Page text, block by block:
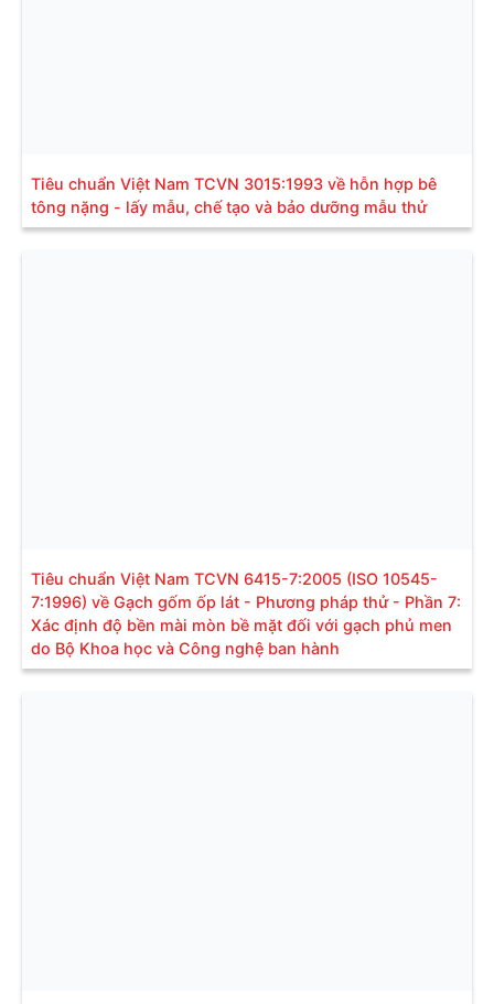
Tiêu chuẩn Việt Nam TCVN 3015:1993 về hỗn hợp bê
tông nặng - lấy mẫu, chế tạo và bảo dưỡng mẫu thử
Tiêu chuẩn Việt Nam TCVN 6415-7:2005 (ISO 10545-
7:1996) về Gạch gốm ốp lát - Phương pháp thử - Phần 7:
Xác định độ bền mài mòn bề mặt đối với gạch phủ men
do Bộ Khoa học và Công nghệ ban hành